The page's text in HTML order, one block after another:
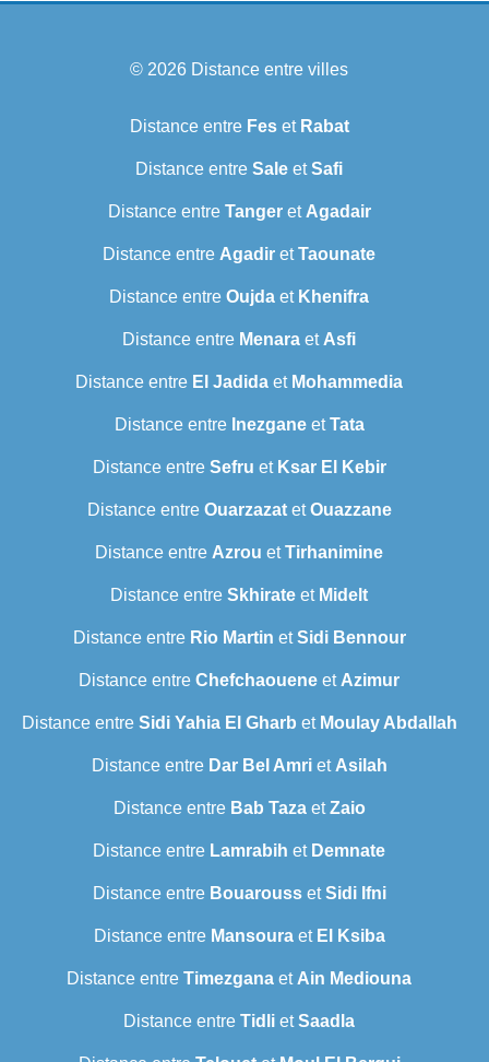
© 2026 Distance entre villes
Distance entre Feset Rabat
Distance entre Sale etSafi
Distance entre Tangeret Agadair
Distance entre Agadir etTaounate
Distance entre Oujda et Khenifra
Distance entre Menara et Asfi
Distance entre El Jadida et Mohammedia
Distance entre InezganeetTata
Distance entre Sefru et Ksar El Kebir
Distance entre OuarzazatetOuazzane
Distance entre Azrou etTirhanimine
Distance entre Skhirate et Midelt
Distance entre Rio Martin etSidi Bennour
Distance entre Chefchaouene et Azimur
Distance entre Sidi Yahia El Gharb et Moulay Abdallah
Distance entre Dar Bel Amriet Asilah
Distance entre Bab TazaetZaio
Distance entre Lamrabih et Demnate
Distance entre BouaroussetSidi Ifni
Distance entre Mansouraet El Ksiba
Distance entre Timezgana et Ain Mediouna
Distance entre Tidli etSaadla